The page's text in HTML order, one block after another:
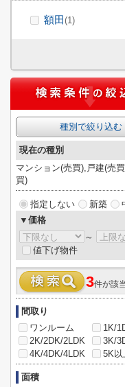
額田(1)
種別で絞り込む
現在の種別
マンション(売買),戸建(売
買)
指定しない 新築
▼価格
～
値下げ物件
3件が該
間取り
ワンルーム
1K/
2K/2DK/2LDK
3K/
4K/4DK/4LDK
5K以
面積